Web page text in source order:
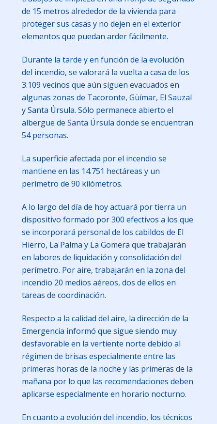
de 15 metros alrededor de la vivienda para
proteger sus casas y no dejen en el exterior
elementos que puedan arder fácilmente.
Durante la tarde y en función de la evolución
del incendio, se valorará la vuelta a casa de los
3.109 vecinos que aún siguen evacuados en
algunas zonas de Tacoronte, Güímar, El Sauzal
y Santa Úrsula. Sólo permanece abierto el
albergue de Santa Úrsula donde se encuentran
54 personas.
La superficie afectada por el incendio se
mantiene en las 14.751 hectáreas y un
perímetro de 90 kilómetros.
A lo largo del día de hoy actuará por tierra un
dispositivo formado por 300 efectivos a los que
se incorporará personal de los cabildos de El
Hierro, La Palma y La Gomera que trabajarán
en labores de liquidación y consolidación del
perímetro. Por aire, trabajarán en la zona del
incendio 20 medios aéreos, dos de ellos en
tareas de coordinación.
Respecto a la calidad del aire, la dirección de la
Emergencia informó que sigue siendo muy
desfavorable en la vertiente norte debido al
régimen de brisas especialmente entre las
primeras horas de la noche y las primeras de la
mañana por lo que las recomendaciones deben
aplicarse especialmente en horario nocturno.
En cuanto a evolución del incendio, los técnicos